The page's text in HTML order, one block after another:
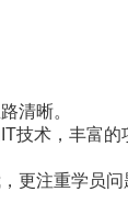
清晰。
技术，丰富的
更注重学员